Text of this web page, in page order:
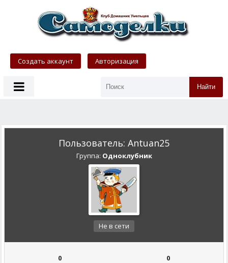
Создать аккаунт Авторизация
Найти
Пользователь: Antuan25
Группа: Одноклубник
Не в сети
0 0